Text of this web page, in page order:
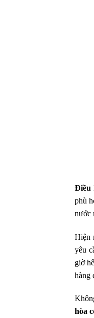
Điều
phù
nước
Hiện
yêu
giờ
hàng
hòa